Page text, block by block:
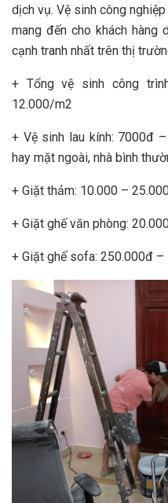
dịch vụ. Vệ sinh công
mang đến cho khách
cạnh tranh nhất trên thị
+ Tổng vệ sinh công
12.000/m2
+ Vệ sinh lau kính: 7000đ
hay mặt ngoài, nhà bình
+ Giặt thảm: 10.000 –
+ Giặt ghế văn phòng:
+ Giặt ghế sofa: 250.000đ